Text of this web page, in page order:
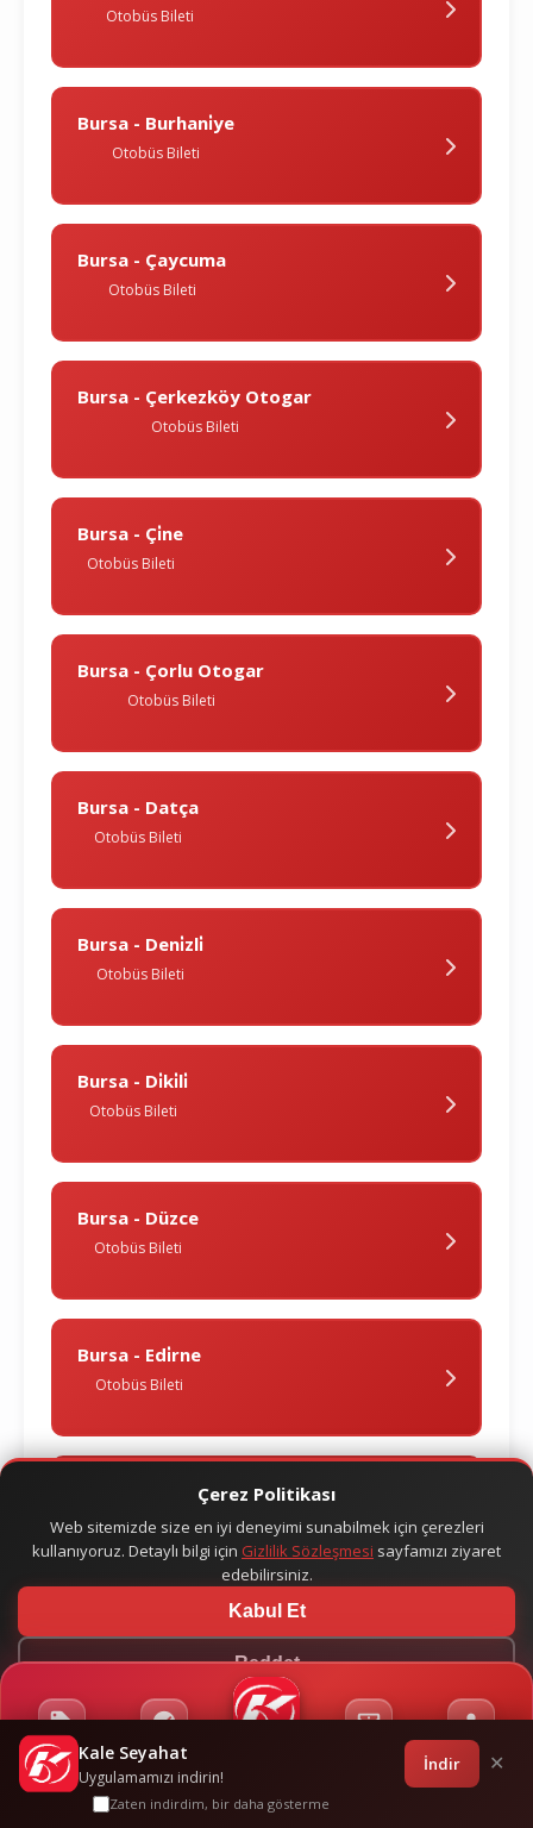
Otobüs Bileti
Bursa - Burhani̇ye
Otobüs Bileti
Bursa - Çaycuma
Otobüs Bileti
Bursa - Çerkezköy Otogar
Otobüs Bileti
Bursa - Çi̇ne
Otobüs Bileti
Bursa - Çorlu Otogar
Otobüs Bileti
Bursa - Datça
Otobüs Bileti
Bursa - Deni̇zli̇
Otobüs Bileti
Bursa - Di̇ki̇li̇
Otobüs Bileti
Bursa - Düzce
Otobüs Bileti
Bursa - Edi̇rne
Otobüs Bileti
Bursa - Edremi̇t
Otobüs Bileti
Otobüs Bileti
Bursa - Eski̇şehi̇r
Otobüs Bileti
Kampanyalar Sponsorluklar Giriş
Çerez Politikası
Web sitemizde size en iyi deneyimi sunabilmek için çerezleri
kullanıyoruz. Detaylı bilgi için Gizlilik Sözleşmesi sayfamızı ziyaret
edebilirsiniz.
Kabul Et
Reddet
Kale Seyahat
Uygulamamızı indirin!
İndir ✕
Zaten indirdim, bir daha gösterme